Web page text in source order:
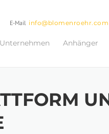
E-Mail info@blomenroehr.com
Unternehmen Anhänger